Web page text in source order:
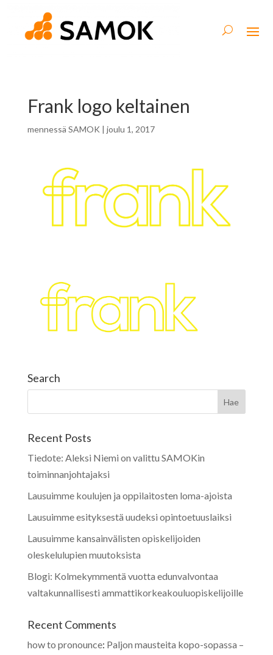
Frank logo keltainen
mennessä SAMOK | joulu 1, 2017
Search
Recent Posts
Tiedote: Aleksi Niemi on valittu SAMOKin
toiminnanjohtajaksi
Lausuimme koulujen ja oppilaitosten loma-ajoista
Lausuimme esityksestä uudeksi opintoetuuslaiksi
Lausuimme kansainvälisten opiskelijoiden
oleskelulupien muutoksista
Blogi: Kolmekymmentä vuotta edunvalvontaa
valtakunnallisesti ammattikorkeakouluopiskelijoille
Recent Comments
how to pronounce: Paljon mausteita kopo-sopassa –